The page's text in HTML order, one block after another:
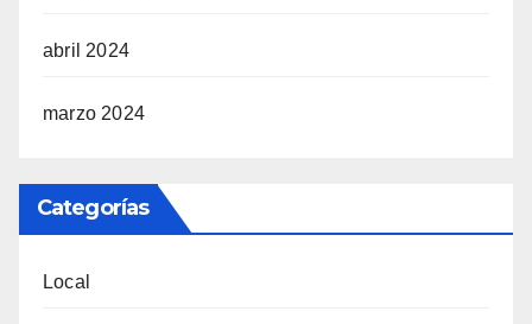
abril 2024
marzo 2024
Categorías
Local